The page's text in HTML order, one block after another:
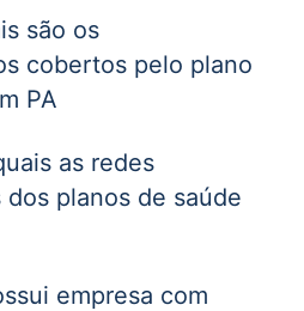
são os
cobertos pelo plano
PA
as redes
planos de saúde
empresa com